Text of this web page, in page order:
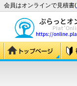
会員はオンラインで見積書(